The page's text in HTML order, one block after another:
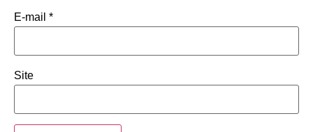
E-mail *
Site